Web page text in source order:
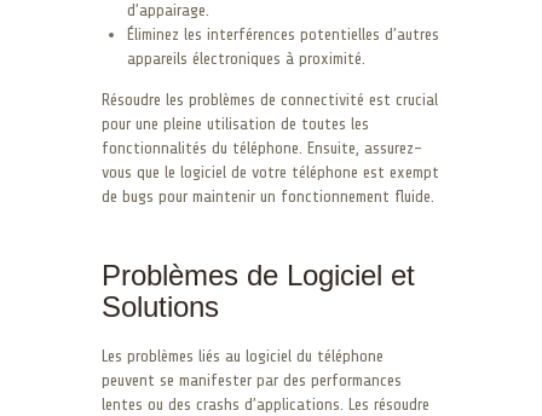
d’appairage.
Éliminez les interférences potentielles d’autres
appareils électroniques à proximité.
Résoudre les problèmes de connectivité est crucial
pour une pleine utilisation de toutes les
fonctionnalités du téléphone. Ensuite, assurez-
vous que le logiciel de votre téléphone est exempt
de bugs pour maintenir un fonctionnement fluide.
Problèmes de Logiciel et
Solutions
Les problèmes liés au logiciel du téléphone
peuvent se manifester par des performances
lentes ou des crashs d’applications. Les résoudre